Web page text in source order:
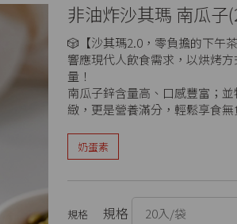
非油炸沙其瑪 南瓜子
🎲【沙其瑪2.0，零負擔的下午
響應現代人飲食需求，以烘烤
量！
南瓜子鋅含量高、口感豐富；
緻，更是營養滿分，輕鬆享食
奶蛋素
規格